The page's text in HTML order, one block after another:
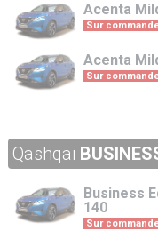
Acenta
Sur
Acenta
Sur
Qashqai
Business
140
Sur